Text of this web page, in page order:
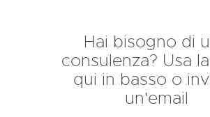
Hai bisogno di
consulenza? Usa
qui in basso o
un'email